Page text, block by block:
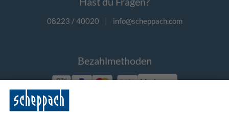
08223 / 40020 | info@scheppach.com
Bezahlmethoden
Vorkasse